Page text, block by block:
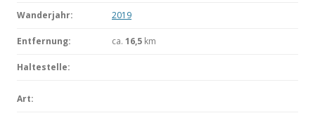
Wanderjahr: 2019
Entfernung: ca. 16,5 km
Haltestelle:
Art: